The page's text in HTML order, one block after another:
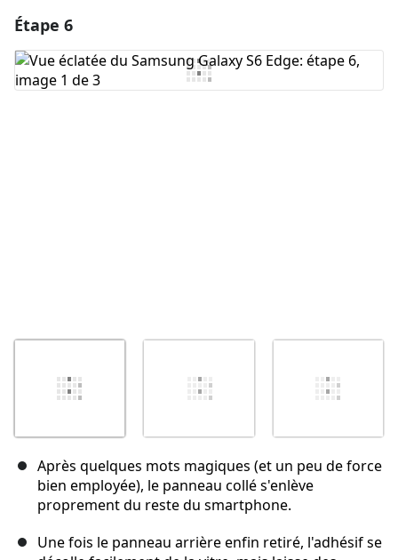
Ajouter un commentaire
Étape 6
Après quelques mots magiques (et un peu de force
bien employée), le panneau collé s'enlève
proprement du reste du smartphone.
Une fois le panneau arrière enfin retiré, l'adhésif se